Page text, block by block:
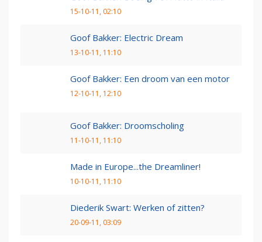
15-10-11, 02:10
Goof Bakker: Electric Dream
13-10-11, 11:10
Goof Bakker: Een droom van een motor
12-10-11, 12:10
Goof Bakker: Droomscholing
11-10-11, 11:10
Made in Europe...the Dreamliner!
10-10-11, 11:10
Diederik Swart: Werken of zitten?
20-09-11, 03:09